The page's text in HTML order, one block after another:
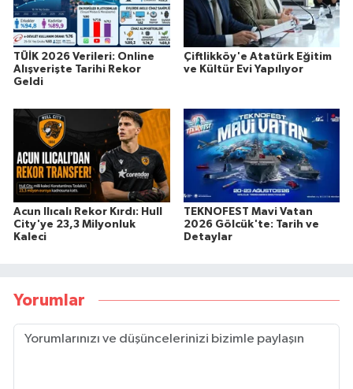
TÜİK 2026 Verileri: Online
Alışverişte Tarihi Rekor
Geldi
Çiftlikköy'e Atatürk Eğitim
ve Kültür Evi Yapılıyor
Acun Ilıcalı Rekor Kırdı: Hull
City'ye 23,3 Milyonluk
Kaleci
TEKNOFEST Mavi Vatan
2026 Gölcük'te: Tarih ve
Detaylar
Yorumlar